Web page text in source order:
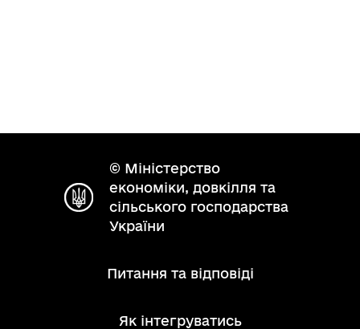
© Міністерство
економіки, довкілля та
сільського господарства
України
Питання та відповіді
Як інтегруватись